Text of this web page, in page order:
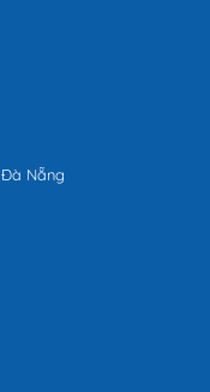
Đà Nẵng